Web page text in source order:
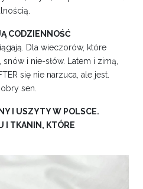
CODZIENNOŚĆ
Dla wieczorów, które
i nie-słów. Latem i zimą,
się nie narzuca, ale jest.
sen.
I USZYTY W POLSCE.
I TKANIN, KTÓRE